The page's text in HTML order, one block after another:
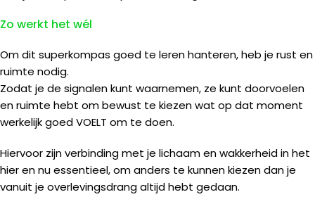
Zo werkt het wél
Om dit superkompas goed te leren hanteren, heb je rust en
ruimte nodig.
Zodat je de signalen kunt waarnemen, ze kunt doorvoelen
en ruimte hebt om bewust te kiezen wat op dat moment
werkelijk goed VOELT om te doen.
Hiervoor zijn verbinding met je lichaam en wakkerheid in het
hier en nu essentieel, om anders te kunnen kiezen dan je
vanuit je overlevingsdrang altijd hebt gedaan.